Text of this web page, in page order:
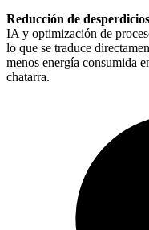
Reducción de
IA y optimización de
lo que se traduce
menos energía consumida
chatarra.